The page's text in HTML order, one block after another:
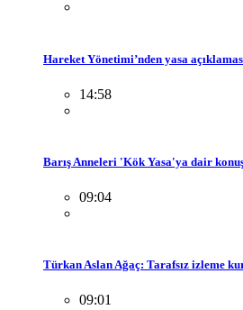
Hareket Yönetimi’nden yasa
14:58
Barış Anneleri 'Kök Yasa'ya dair
09:04
Türkan Aslan Ağaç: Tarafsız izleme
09:01